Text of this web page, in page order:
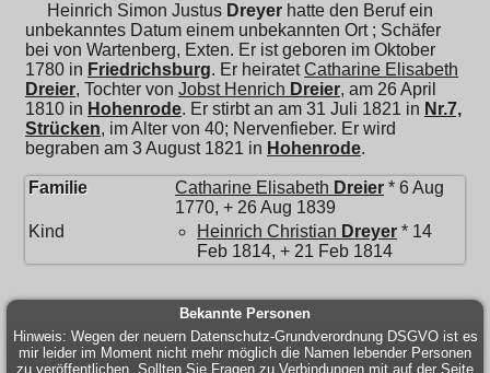
Heinrich Simon Justus Dreyer hatte den Beruf ein
unbekanntes Datum einem unbekannten Ort ; Schäfer
bei von Wartenberg, Exten. Er ist geboren im Oktober
1780 in Friedrichsburg. Er heiratetCatharine Elisabeth
Dreier, Tochter von Jobst Henrich Dreier, am 26 April
1810 in Hohenrode. Er stirbt an am 31 Juli 1821 in Nr.7,
Strücken, im Alter von 40; Nervenfieber. Er wird
begraben am 3 August 1821 in Hohenrode.
Familie Catharine Elisabeth Dreier * 6 Aug
1770, + 26 Aug 1839
Kind
Heinrich Christian Dreyer * 14
Feb 1814, + 21 Feb 1814
Bekannte Personen
Hinweis: Wegen der neuern Datenschutz-Grundverordnung DSGVO ist es
mir leider im Moment nicht mehr möglich die Namen lebender Personen
zu veröffentlichen. Sollten Sie Fragen zu Verbindungen mit auf der Seite